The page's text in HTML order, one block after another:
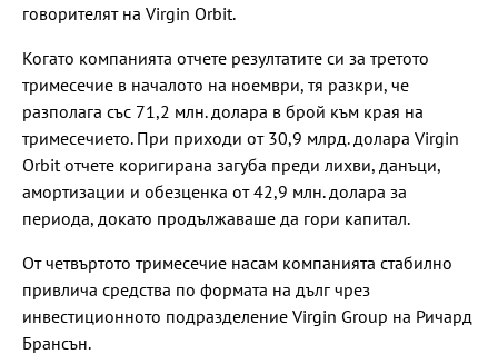
говорителят на Virgin Orbit.
Когато компанията отчете резултатите си за третото
тримесечие в началото на ноември, тя разкри, че
разполага със 71,2 млн. долара в брой към края на
тримесечието. При приходи от 30,9 млрд. долара Virgin
Orbit отчете коригирана загуба преди лихви, данъци,
амортизации и обезценка от 42,9 млн. долара за
периода, докато продължаваше да гори капитал.
От четвъртото тримесечие насам компанията стабилно
привлича средства по формата на дълг чрез
инвестиционното подразделение Virgin Group на Ричард
Брансън.